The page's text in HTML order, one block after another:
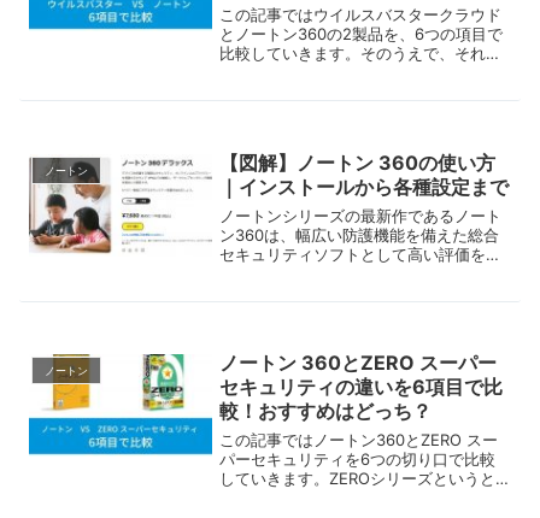
この記事ではウイルスバスタークラウド
とノートン360の2製品を、6つの項目で
比較していきます。そのうえで、それぞ
ノートン
【図解】ノートン 360の使い方
｜インストールから各種設定まで
ノートンシリーズの最新作であるノート
ン360は、幅広い防護機能を備えた総合
セキュリティソフトとして高い評価を得
いる方は、ぜひ参考にしてください。
ノートン
ノートン 360とZERO スーパー
セキュリティの違いを6項目で比
較！おすすめはどっち？
この記事ではノートン360とZERO スー
パーセキュリティを6つの切り口で比較
していきます。ZEROシリーズというと